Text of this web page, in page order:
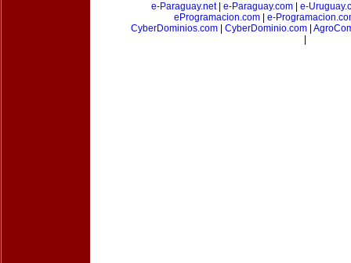
e-Paraguay.net| e-Paraguay.com
e-
eProgramacion.com| e-
CyberDominios.com| CyberDominio.com|